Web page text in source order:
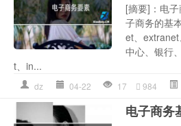
[摘要]：电
子商务的基
et、
中心、银行
t、in...
dz 04-22 17 984
电子商务